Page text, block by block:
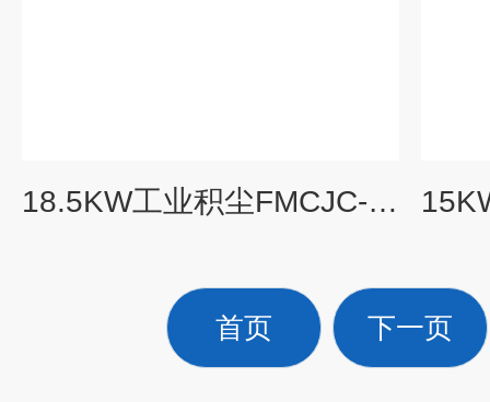
18.5KW工业积尘FMCJC-18.5激光切割粉尘收集工业防爆集尘机
首页 下一页